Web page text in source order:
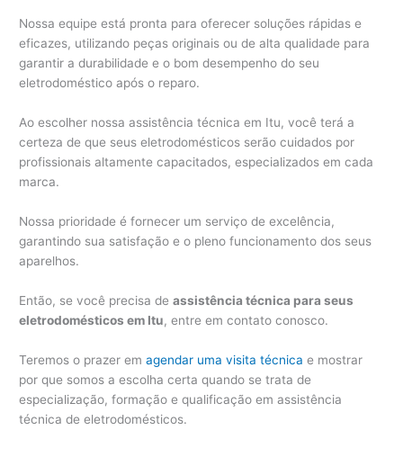
Nossa equipe está pronta para oferecer soluções rápidas e
eficazes, utilizando peças originais ou de alta qualidade para
garantir a durabilidade e o bom desempenho do seu
eletrodoméstico após o reparo.
Ao escolher nossa assistência técnica em Itu, você terá a
certeza de que seus eletrodomésticos serão cuidados por
profissionais altamente capacitados, especializados em cada
marca.
Nossa prioridade é fornecer um serviço de excelência,
garantindo sua satisfação e o pleno funcionamento dos seus
aparelhos.
Então, se você precisa deassistência técnica para seus
eletrodomésticos em Itu, entre em contato conosco.
Teremos o prazer emagendar uma visita técnica e mostrar
por que somos a escolha certa quando se trata de
especialização, formação e qualificação em assistência
técnica de eletrodomésticos.